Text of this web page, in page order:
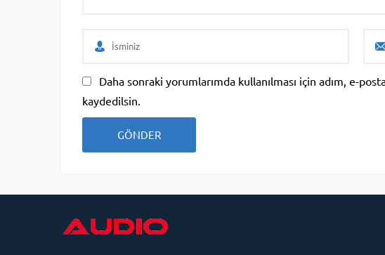
Daha sonraki yorumlarımda kullanılması için adım, e-
kaydedilsin.